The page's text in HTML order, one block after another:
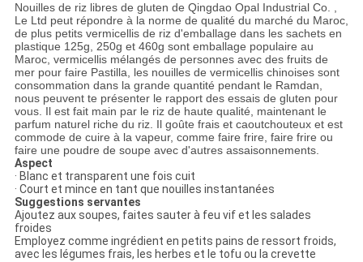
Nouilles de riz libres de gluten de Qingdao Opal Industrial Co. ,
Le Ltd peut répondre à la norme de qualité du marché du Maroc,
de plus petits vermicellis de riz d'emballage dans les sachets en
plastique 125g, 250g et 460g sont emballage populaire au
Maroc, vermicellis mélangés de personnes avec des fruits de
mer pour faire Pastilla, les nouilles de vermicellis chinoises sont
consommation dans la grande quantité pendant le Ramdan,
nous peuvent te présenter le rapport des essais de gluten pour
vous. Il est fait main par le riz de haute qualité, maintenant le
parfum naturel riche du riz. Il goûte frais et caoutchouteux et est
commode de cuire à la vapeur, comme faire frire, faire frire ou
faire une poudre de soupe avec d'autres assaisonnements.
Aspect
· Blanc et transparent une fois cuit
· Court et mince en tant que nouilles instantanées
Suggestions servantes
Ajoutez aux soupes, faites sauter à feu vif et les salades
froides
Employez comme ingrédient en petits pains de ressort froids,
avec les légumes frais, les herbes et le tofu ou la crevette